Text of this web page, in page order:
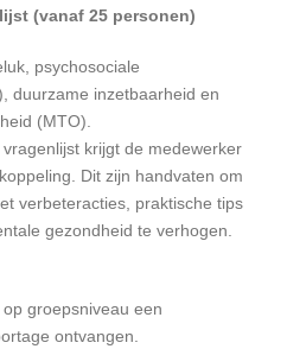
(vanaf 25 personen)
psychosociale
duurzame inzetbaarheid en
(MTO).
krijgt de medewerker
Dit zijn handvaten om
verbeteracties, praktische tips
gezondheid te verhogen.
groepsniveau een
ontvangen.